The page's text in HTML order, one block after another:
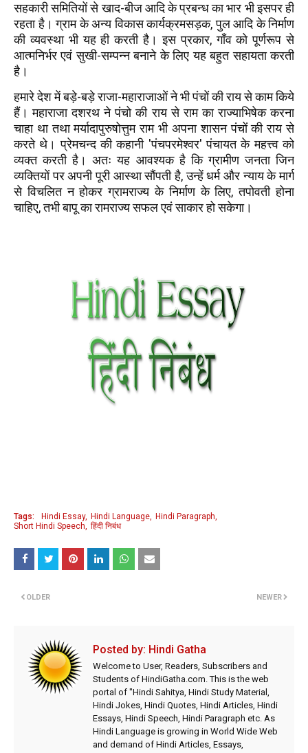
सहकारी समितियों से खाद-बीज आदि के प्रबन्ध का भार भी इसपर ही
रहता है। ग्राम के अन्य विकास कार्यक्रमसड़क, पुल आदि के निर्माण
की व्यवस्था भी यह ही करती है। इस प्रकार, गाँव को पूर्णरूप से
आत्मनिर्भर एवं सुखी-सम्पन्न बनाने के लिए यह बहुत सहायता करती
है।
हमारे देश में बड़े-बड़े राजा-महाराजाओं ने भी पंचों की राय से काम किये
हैं। महाराजा दशरथ ने पंचो की राय से राम का राज्याभिषेक करना
चाहा था तथा मर्यादापुरुषोत्तुम राम भी अपना शासन पंचों की राय से
करते थे। प्रेमचन्द की कहानी 'पंचपरमेश्वर' पंचायत के महत्त्व को
व्यक्त करती है। अतः यह आवश्यक है कि ग्रामीण जनता जिन
व्यक्तियों पर अपनी पूरी आस्था सौंपती है, उन्हें धर्म और न्याय के मार्ग
से विचलित न होकर ग्रामराज्य के निर्माण के लिए, तपोवती होना
चाहिए, तभी बापू का रामराज्य सफल एवं साकार हो सकेगा।
Tags: Hindi Essay Hindi Language
Hindi Paragraph
Short Hindi Speech
हिंदी निबंध
NEWER
OLDER
Posted by: Hindi Gatha
Welcome to User, Readers, Subscribers and
Students of HindiGatha.com. This is the web
portal of "Hindi Sahitya, Hindi Study Material,
Hindi Jokes, Hindi Quotes, Hindi Articles, Hindi
Essays, Hindi Speech, Hindi Paragraph etc. As
Hindi Language is growing in World Wide Web
and demand of Hindi Articles, Essays,